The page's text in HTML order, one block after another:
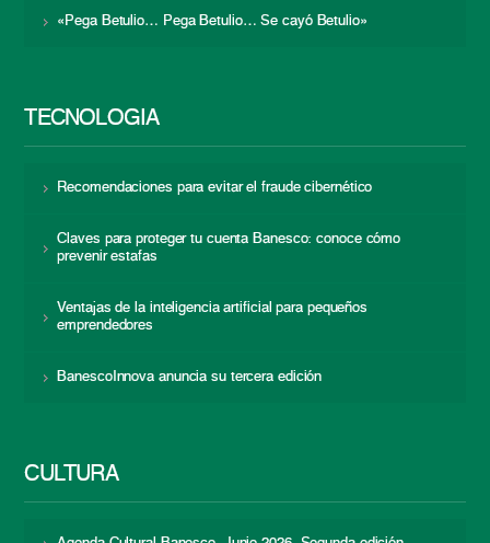
«Pega Betulio… Pega Betulio… Se cayó Betulio»
TECNOLOGÍA
Recomendaciones para evitar el fraude cibernético
Claves para proteger tu cuenta Banesco: conoce cómo
prevenir estafas
Ventajas de la inteligencia artificial para pequeños
emprendedores
BanescoInnova anuncia su tercera edición
CULTURA